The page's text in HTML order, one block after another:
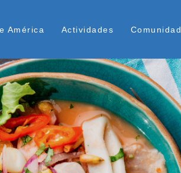
Superior
América Actividades Comunidad